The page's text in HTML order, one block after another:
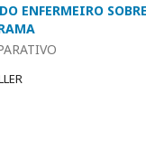
ENFERMEIRO